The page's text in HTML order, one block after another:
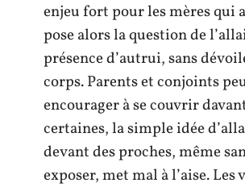
enjeu fort pour les mères qui
pose alors la question de
présence d’autrui, sans
corps. Parents et conjoints
encourager à se couvrir
certaines, la simple idée
devant des proches, même
exposer, met mal à l’aise. Les